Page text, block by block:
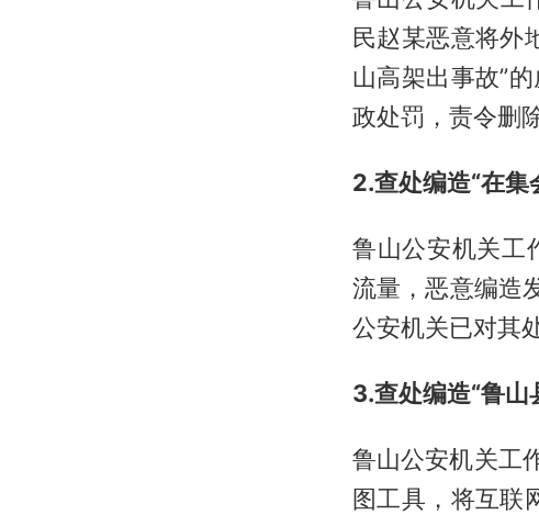
民赵某恶意将外
山高架出事故”
政处罚，责令删
2.查处编造“在集
鲁山公安机关工
流量，恶意编造
公安机关已对其
3.查处编造“鲁
鲁山公安机关工
图工具，将互联